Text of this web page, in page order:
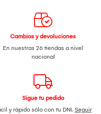
Cambios y devoluciones
En nuestras 26 tiendas a nivel
nacional
Sigue tu pedido
y rápido sólo con tu DNI. Seguir